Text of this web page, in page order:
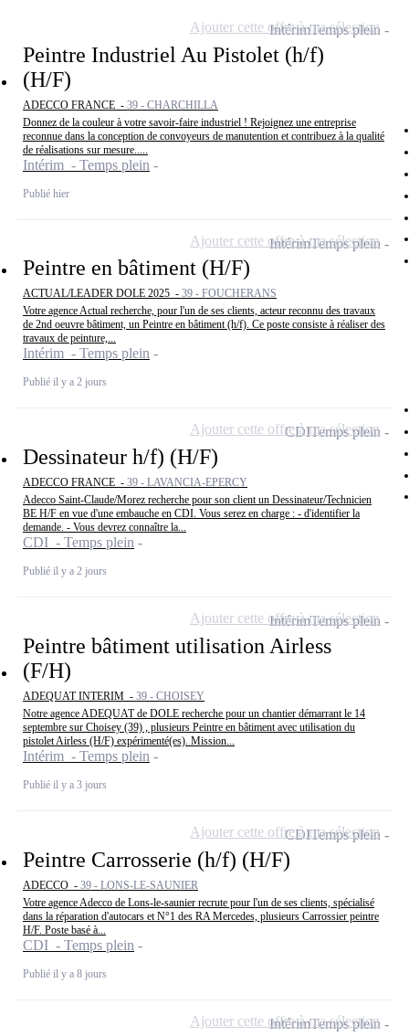
Peintre Industriel Au Pistolet (h/f)
(H/F)
ADECCO FRANCE - 39 - CHARCHILLA
Donnez de la couleur à votre savoir-faire industriel ! Rejoignez une entreprise
reconnue dans la conception de convoyeurs de manutention et contribuez à la qualité
de réalisations sur mesure.....
Intérim - Temps plein
Publié hier
IntérimTemps plein
Ajouter cette offre à ma sélection
Peintre en bâtiment (H/F)
ACTUAL/LEADER DOLE 2025 - 39 - FOUCHERANS
Votre agence Actual recherche, pour l'un de ses clients, acteur reconnu des travaux
de 2nd oeuvre bâtiment, un Peintre en bâtiment (h/f). Ce poste consiste à réaliser des
travaux de peinture,...
Intérim - Temps plein
Publié il y a 2 jours
IntérimTemps plein
Ajouter cette offre à ma sélection
Dessinateur h/f) (H/F)
ADECCO FRANCE - 39 - LAVANCIA-EPERCY
Adecco Saint-Claude/Morez recherche pour son client un Dessinateur/Technicien
BE H/F en vue d'une embauche en CDI. Vous serez en charge : - d'identifier la
demande. - Vous devrez connaître la...
CDI - Temps plein
Publié il y a 2 jours
CDITemps plein
Ajouter cette offre à ma sélection
Peintre bâtiment utilisation Airless
(F/H)
ADEQUAT INTERIM - 39 - CHOISEY
Notre agence ADEQUAT de DOLE recherche pour un chantier démarrant le 14
septembre sur Choisey (39) , plusieurs Peintre en bâtiment avec utilisation du
pistolet Airless (H/F) expérimenté(es). Mission...
Intérim - Temps plein
Publié il y a 3 jours
IntérimTemps plein
Ajouter cette offre à ma sélection
Peintre Carrosserie (h/f) (H/F)
ADECCO - 39 - LONS-LE-SAUNIER
Votre agence Adecco de Lons-le-saunier recrute pour l'un de ses clients, spécialisé
dans la réparation d'autocars et N°1 des RA Mercedes, plusieurs Carrossier peintre
H/F. Poste basé à...
CDI - Temps plein
Publié il y a 8 jours
CDITemps plein
Ajouter cette offre à ma sélection
IntérimTemps plein
Ajouter cette offre à ma sélection